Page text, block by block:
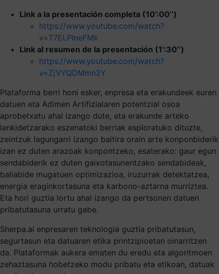
Link a la presentación completa (10’:00’’)
https://www.youtube.com/watch?
v=T7ELPIneFMk
Link al resumen de la presentación (1’:30’’)
https://www.youtube.com/watch?
v=ZjVYQDMmn2Y
Plataforma berri honi esker, enpresa eta erakundeek euren
datuen eta Adimen Artifizialaren potentzial osoa
aprobetxatu ahal izango dute, eta erakunde arteko
lankidetzarako eszenatoki berriak esploratuko dituzte,
zeintzuk lagungarri izango baitira orain arte konponbiderik
izan ez duten arazoak konpontzeko, esaterako: gaur egun
sendabiderik ez duten gaixotasunentzako sendabideak,
baliabide mugatuen optimizazioa, iruzurrak detektatzea,
energia eraginkortasuna eta karbono-aztarna murriztea.
Eta hori guztia lortu ahal izango da pertsonen datuen
pribatutasuna urratu gabe.
Sherpa.ai enpresaren teknologia guztia pribatutasun,
segurtasun eta datuaren etika printzipioetan oinarritzen
da. Plataformak aukera ematen du eredu eta algoritmoen
zehaztasuna hobetzeko modu pribatu eta etikoan, datuak